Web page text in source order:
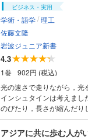
ビジネス・実用
学術・語学/理工
佐藤文隆
岩波ジュニア新書
4.3
1巻
902円 (税込)
光の速さで走りながら，光
インシュタインは考えま
のびたり，長さが縮んだり
ールや宇宙のはじまりにま
シュタインの生い立ち，思
アジアに共に歩む人